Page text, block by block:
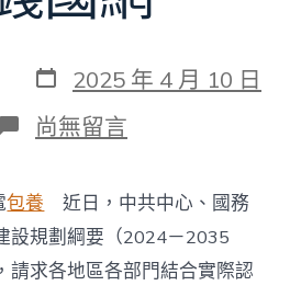
發
表
日
期
2025 年 4 月 10 日
在
〈中
中
心
國
務
院
尚無留言
包養 近日，中共中心、國務
設規劃綱要（2024－2035
請求各地區各部門結合實際認